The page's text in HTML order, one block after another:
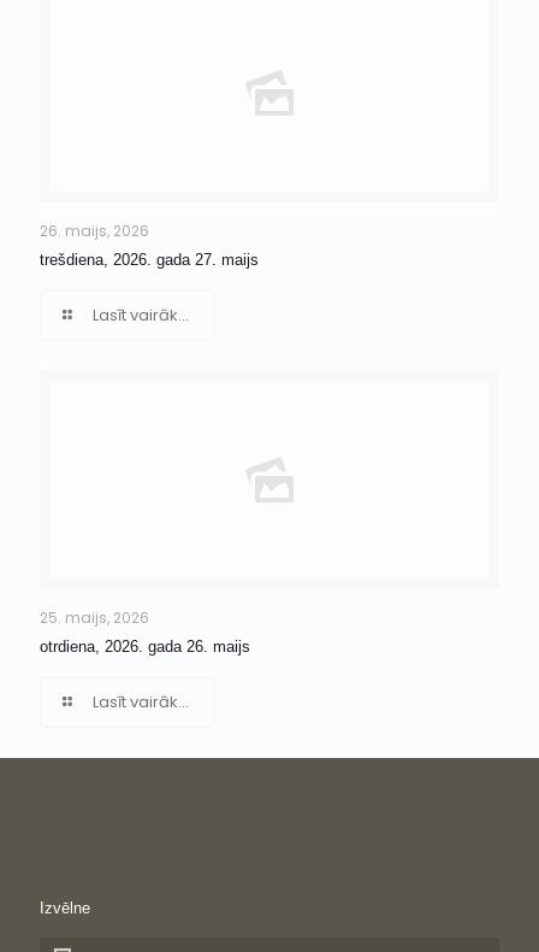
26. maijs, 2026
trešdiena, 2026. gada 27. maijs
Lasīt vairāk...
25. maijs, 2026
otrdiena, 2026. gada 26. maijs
Lasīt vairāk...
Izvēlne